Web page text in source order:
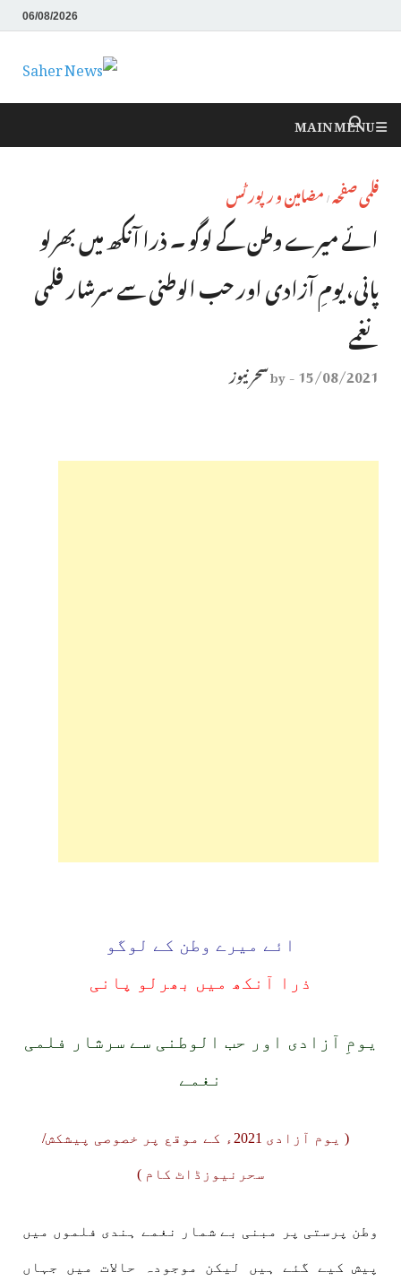
06/08/2026
Saher News
MAIN MENU
فلمی صفحہ / مضامین و رپورٹس
ائے میرے وطن کے لوگو ۔ ذرا آنکھ میں بھرلو
پانی، یومِ آزادی اور حب الوطنی سے سرشار فلمی
نغمے
15/08/2021
-
byسحر نیوز
ائے میرے وطن کے لوگو
ذرا آنکھ میں بھرلو پانی
یومِ آزادی اور حب الوطنی سے سرشار فلمی
نغمے
( یوم آزادی 2021ء کے موقع پر خصوصی پیشکش/
سحرنیوزڈاٹ کام )
وطن پرستی پر مبنی بے شمار نغمے ہندی فلموں میں
پیش کیے گئے ہیں لیکن موجودہ حالات میں جہاں